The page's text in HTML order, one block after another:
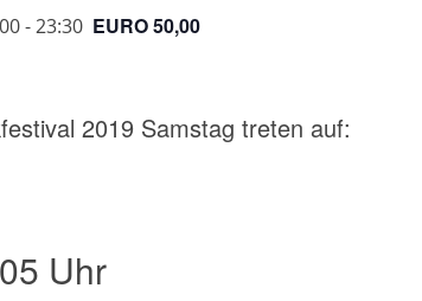
-23:30 EURO 50,00
2019 Samstag treten auf:
Uhr